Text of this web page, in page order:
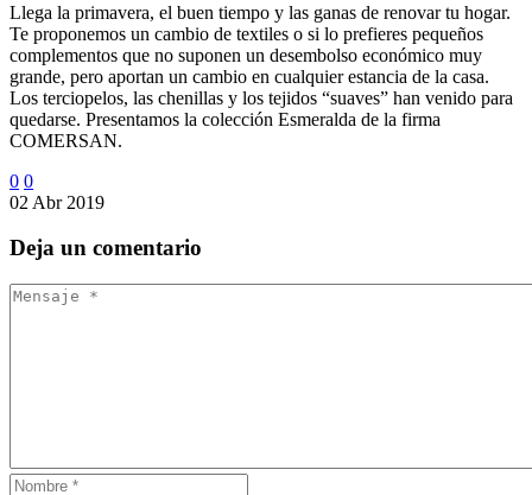
Llega la primavera, el buen tiempo y las ganas de renovar tu hogar.
Te proponemos un cambio de textiles o si lo prefieres pequeños
complementos que no suponen un desembolso económico muy
grande, pero aportan un cambio en cualquier estancia de la casa.
Los terciopelos, las chenillas y los tejidos “suaves” han venido para
quedarse. Presentamos la colección Esmeralda de la firma
COMERSAN.
0 0
02 Abr 2019
Deja un comentario